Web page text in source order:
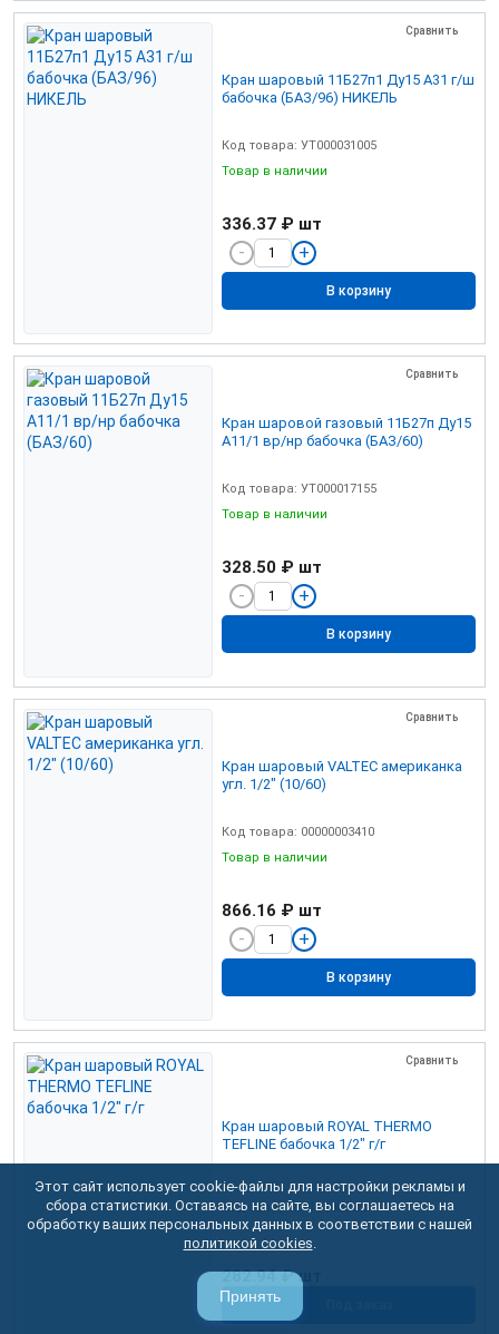
Сравнить
Кран шаровый 11Б27п1 Ду15 А31 г/ш
бабочка (БАЗ/96) НИКЕЛЬ
Код товара: УТ000031005
Товар в наличии
336.37 ₽ шт
В корзину
Сравнить
Кран шаровой газовый 11Б27п Ду15
А11/1 вр/нр бабочка (БАЗ/60)
Код товара: УТ000017155
Товар в наличии
328.50 ₽ шт
В корзину
Сравнить
Кран шаровый VALTEC американка
угл. 1/2" (10/60)
Код товара: 00000003410
Товар в наличии
866.16 ₽ шт
В корзину
Сравнить
Кран шаровый ROYAL THERMO
TEFLINE бабочка 1/2" г/г
Код товара: УТ000005821
282.94 ₽шт
Этот сайт использует cookie-файлы для настройки рекламы и
сбора статистики. Оставаясь на сайте, вы соглашаетесь на
обработку ваших персональных данных в соответствии с нашей
политикой cookies.
Принять